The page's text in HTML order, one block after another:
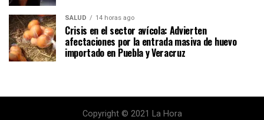
SALUD 14 horas ago
Crisis en el sector avícola: Advierten
afectaciones por la entrada masiva de huevo
importado en Puebla y Veracruz
Copyright © 2021 La Hora